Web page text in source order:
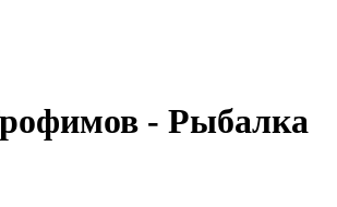
- Рыбалка